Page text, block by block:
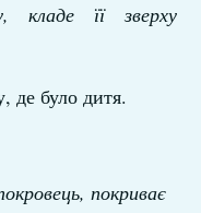
кладе її зверху
де було дитя.
покриває